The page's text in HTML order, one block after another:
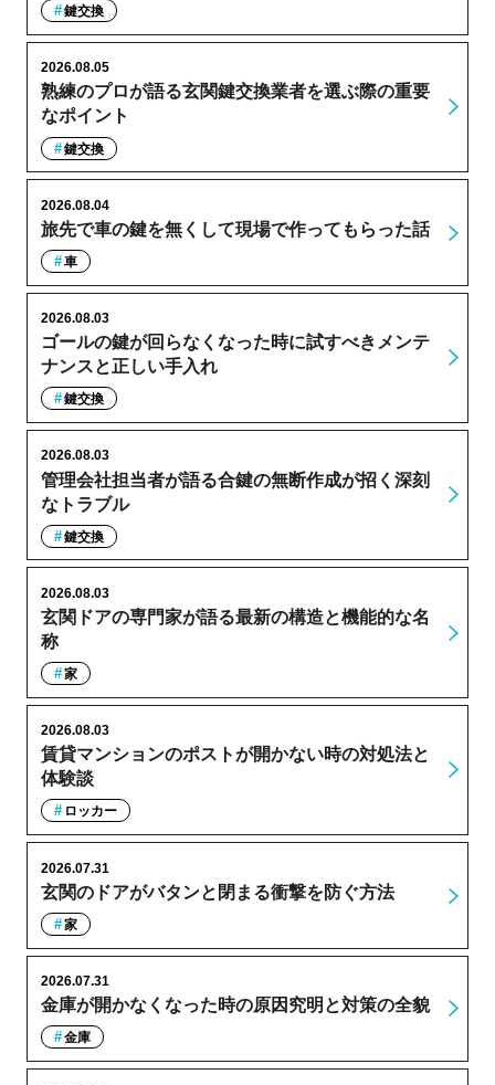
鍵交換
熟練のプロが語る玄関鍵交換業者を選ぶ際の重要
なポイント
2026.08.05
鍵交換
旅先で車の鍵を無くして現場で作ってもらった話
2026.08.04
車
ゴールの鍵が回らなくなった時に試すべきメンテ
ナンスと正しい手入れ
2026.08.03
鍵交換
管理会社担当者が語る合鍵の無断作成が招く深刻
なトラブル
2026.08.03
鍵交換
玄関ドアの専門家が語る最新の構造と機能的な名
称
2026.08.03
家
賃貸マンションのポストが開かない時の対処法と
体験談
2026.08.03
ロッカー
玄関のドアがバタンと閉まる衝撃を防ぐ方法
2026.07.31
家
金庫が開かなくなった時の原因究明と対策の全貌
2026.07.31
金庫